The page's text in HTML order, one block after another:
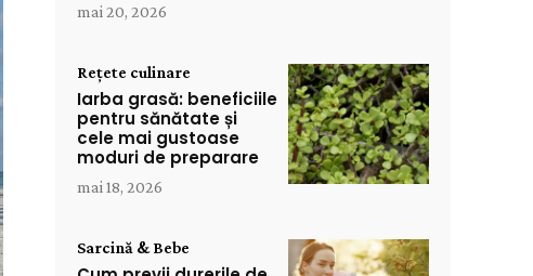
mai 20, 2026
Rețete culinare
Iarba grasă: beneficiile
pentru sănătate și
cele mai gustoase
moduri de preparare
mai 18, 2026
Sarcină & Bebe